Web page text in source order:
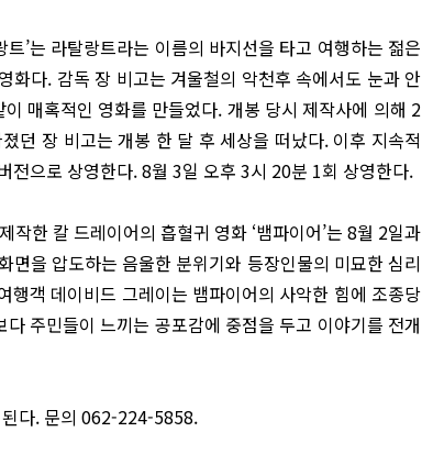
’는 라탈랑트라는 이름의 바지선을 타고 여행하는 젊은
화다. 감독 장 비고는 겨울철의 악천후 속에서도 눈과 안
매혹적인 영화를 만들었다. 개봉 당시 제작사에 의해 2
던 장 비고는 개봉 한 달 후 세상을 떠났다. 이후 지속적
전으로 상영한다. 8월 3일 오후 3시 20분 1회 상영한다.
작한 칼 드레이어의 흡혈귀 영화 ‘뱀파이어’는 8월 2일과
을 압도하는 음울한 분위기와 등장인물의 미묘한 심리
객 데이비드 그레이는 뱀파이어의 사악한 힘에 조종당
주민들이 느끼는 공포감에 중점을 두고 이야기를 전개
다. 문의 062-224-5858.